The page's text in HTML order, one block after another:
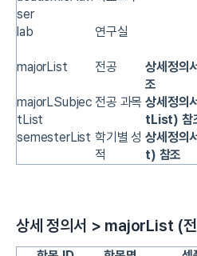
ser
lab
연구실
majorList
전공
상세정
조
majorLSubjec
tList
전공 과목 상세정
tList) 참
semesterList 학기별 성
적
상세정
t) 참조
상세 정의서 > majorList (